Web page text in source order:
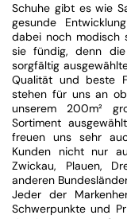
Schuhe gibt es wie
gesunde
dabei noch modisch
sie fündig, denn
sorgfältig
Qualität und beste
stehen für uns an
unserem 200m²
Sortiment
freuen uns sehr
Kunden nicht nur
Zwickau, Plauen,
anderen
Jeder der
Schwerpunkte und